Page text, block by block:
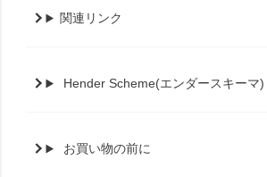
関連リンク
Hender Scheme(エンダースキーマ)
お買い物の前に